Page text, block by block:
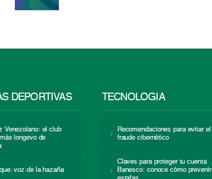
DEPORTIVAS
Venezolano: el club
longevo de
voz de la hazaña
TECNOLOGÍA
Recomendaciones para evitar el
fraude cibernético
Claves para proteger tu cuenta
Banesco: conoce cómo prevenir